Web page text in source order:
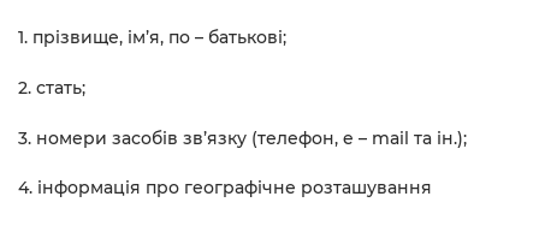
1. прізвище, ім’я, по – батькові;
2. стать;
3. номери засобів зв’язку (телефон, e – mail та ін.);
4. інформація про географічне розташування